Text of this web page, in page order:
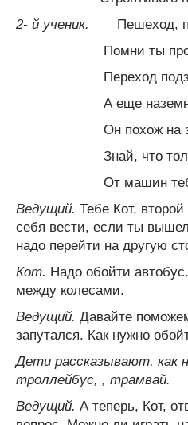
2- й ученик.
Пешеход,
Помни ты про
Переход
А еще
Он похож на
Знай, что только
От машин тебя
Ведущий. Тебе Кот,
себя вести, если ты
надо перейти на другую
Кот. Надо обойти
между колесами.
Ведущий. Давайте
запутался. Как нужно
Дети рассказывают, как
троллейбус, , трамвай.
Ведущий. А теперь, Кот,